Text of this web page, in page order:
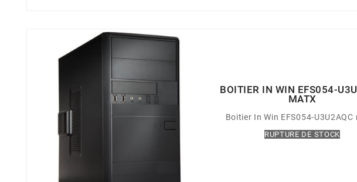
BOITIER IN WIN EFS054-
MATX
Boitier In Win EFS054-U3U2AQC
RUPTURE DE STOCK